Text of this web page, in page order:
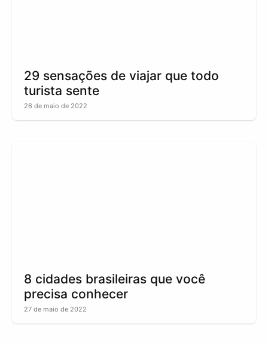
29 sensações de viajar que todo
turista sente
26 de maio de 2022
8 cidades brasileiras que você
precisa conhecer
27 de maio de 2022